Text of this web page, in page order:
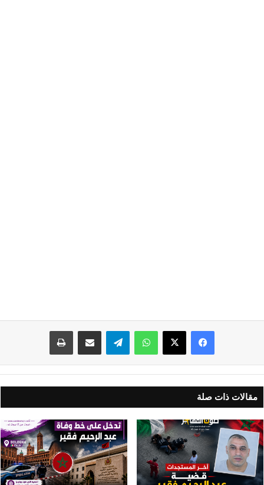
واتساب
مقالات ذات صلة